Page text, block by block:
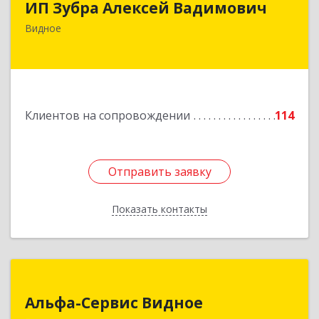
ИП Зубра Алексей Вадимович
Видное
Клиентов на сопровождении 114
Отправить заявку
Показать контакты
142700, Московская обл, Ленинский р-н,
Подробнее
Отправить заявку
Назад
Альфа-Сервис Видное
142701, Московская обл, Ленинский р-н,